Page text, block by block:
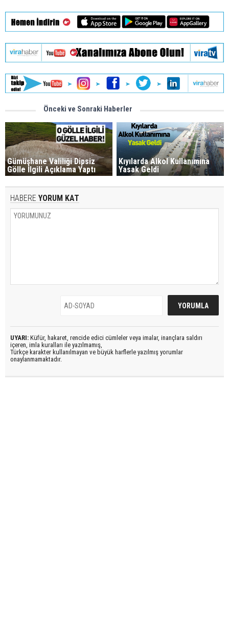
Önceki ve Sonraki Haberler
Gümüşhane Valiliği Dipsiz
Gölle İlgili Açıklama Yaptı
Kıyılarda Alkol Kullanımına
Yasak Geldi
HABERE YORUM KAT
UYARI: Küfür, hakaret, rencide edici cümleler veya imalar, inançlara saldırı
içeren, imla kuralları ile yazılmamış,
Türkçe karakter kullanılmayan ve büyük harflerle yazılmış yorumlar
onaylanmamaktadır.